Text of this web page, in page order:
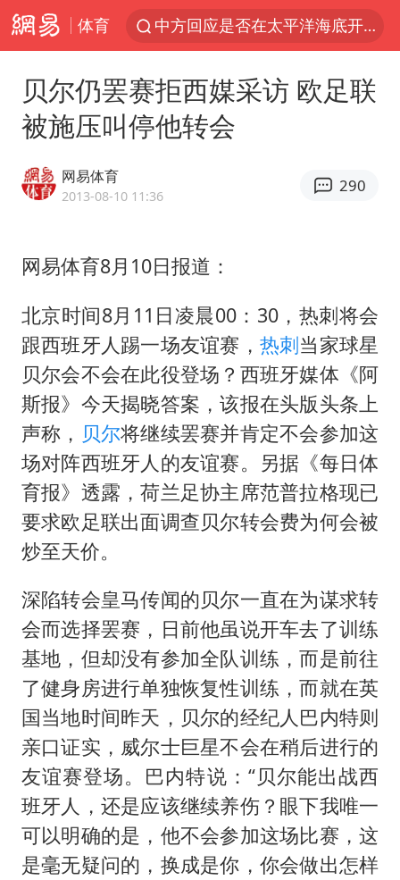
体育
中方回应是否在太平洋海底开采稀土
外交部发言人就广岛核爆81周年等答记者问
吉林一“温度计大楼”读数爆表
台风白海豚影响中国已成定局
中国五箭齐发反制美国
女子利用漏洞0元薅走3000多件家电
多地要求领导干部带头休假
村民谈“梅姨”：叫的其实是“媒姨”
泰国一女公务员妆容引争议 本人回应
郑国霖回应去景区上班被保安拦下
感觉全东北都在等7号
东方甄选被判赔偿江小白30万元
贝尔仍罢赛拒西媒采访 欧足联
被施压叫停他转会
网易体育
2013-08-10 11:36
290
网易体育8月10日报道：
北京时间8月11日凌晨00：30，热刺将会
跟西班牙人踢一场友谊赛， 热刺当家球星
贝尔会不会在此役登场？西班牙媒体《阿
斯报》今天揭晓答案，该报在头版头条上
声称， 贝尔将继续罢赛并肯定不会参加这
场对阵西班牙人的友谊赛。另据《每日体
育报》透露，荷兰足协主席范普拉格现已
要求欧足联出面调查贝尔转会费为何会被
炒至天价。
深陷转会皇马传闻的贝尔一直在为谋求转
会而选择罢赛，日前他虽说开车去了训练
基地，但却没有参加全队训练，而是前往
了健身房进行单独恢复性训练，而就在英
国当地时间昨天，贝尔的经纪人巴内特则
亲口证实，威尔士巨星不会在稍后进行的
友谊赛登场。巴内特说：“贝尔能出战西
班牙人，还是应该继续养伤？眼下我唯一
可以明确的是，他不会参加这场比赛，这
是毫无疑问的，换成是你，你会做出怎样